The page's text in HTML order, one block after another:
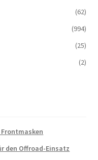
(62)
(994)
(25)
(2)
Frontmasken
den Offroad-Einsatz